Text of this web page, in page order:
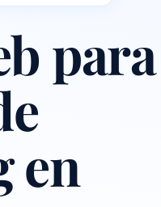
para
en